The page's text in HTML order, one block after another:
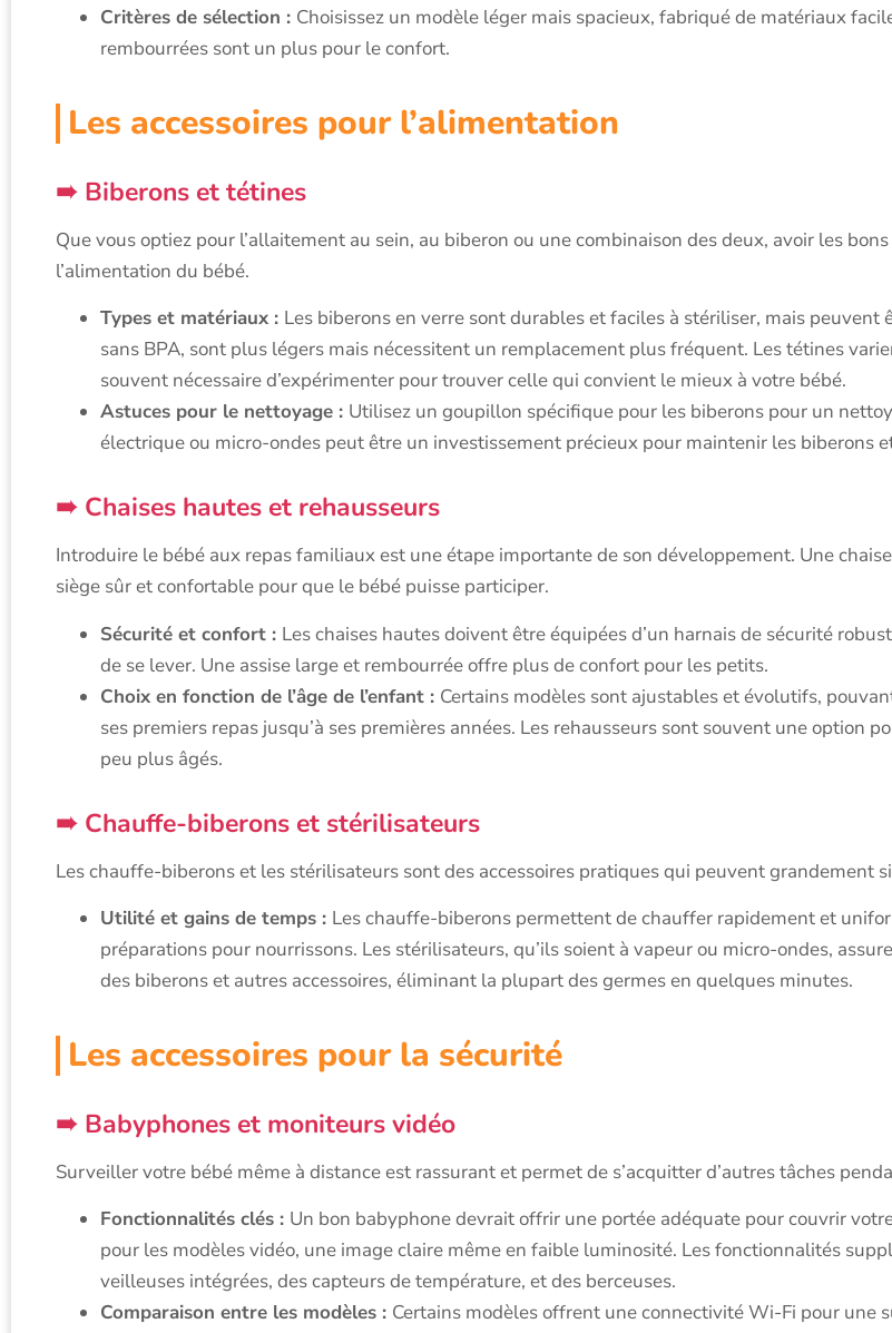
Critères de sélection : Choisissez un modèle léger mais spacieux, fabriqué de matériaux
rembourrées sont un plus pour le confort.
Les accessoires pour l’alimentation
Biberons et tétines
Que vous optiez pour l’allaitement au sein, au biberon ou une combinaison des deux, avoir les
l’alimentation du bébé.
Types et matériaux : Les biberons en verre sont durables et faciles à stériliser, mais peuvent
sans BPA, sont plus légers mais nécessitent un remplacement plus fréquent. Les tétines
souvent nécessaire d’expérimenter pour trouver celle qui convient le mieux à votre bébé.
Astuces pour le nettoyage : Utilisez un goupillon spécifique pour les biberons pour un
électrique ou micro-ondes peut être un investissement précieux pour maintenir les biberons
Chaises hautes et rehausseurs
Introduire le bébé aux repas familiaux est une étape importante de son développement. Une
siège sûr et confortable pour que le bébé puisse participer.
Sécurité et confort : Les chaises hautes doivent être équipées d’un harnais de sécurité
de se lever. Une assise large et rembourrée offre plus de confort pour les petits.
Choix en fonction de l’âge de l’enfant : Certains modèles sont ajustables et évolutifs,
ses premiers repas jusqu’à ses premières années. Les rehausseurs sont souvent une option
peu plus âgés.
Chauffe-biberons et stérilisateurs
Les chauffe-biberons et les stérilisateurs sont des accessoires pratiques qui peuvent grandement
Utilité et gains de temps : Les chauffe-biberons permettent de chauffer rapidement et
préparations pour nourrissons. Les stérilisateurs, qu’ils soient à vapeur ou micro-ondes,
des biberons et autres accessoires, éliminant la plupart des germes en quelques minutes.
Les accessoires pour la sécurité
Babyphones et moniteurs vidéo
Surveiller votre bébé même à distance est rassurant et permet de s’acquitter d’autres tâches
Fonctionnalités clés : Un bon babyphone devrait offrir une portée adéquate pour couvrir
pour les modèles vidéo, une image claire même en faible luminosité. Les fonctionnalités
veilleuses intégrées, des capteurs de température, et des berceuses.
Comparaison entre les modèles : Certains modèles offrent une connectivité Wi-Fi pour une